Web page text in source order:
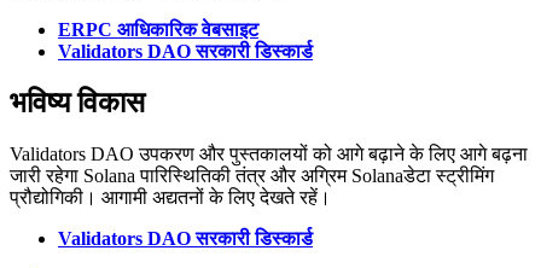
ERPC आधिकारिक वेबसाइट
Validators DAO सरकारी डिस्कार्ड
भविष्य विकास
Validators DAO उपकरण और पुस्तकालयों को आगे बढ़ाने के लिए आगे बढ़ना
जारी रहेगा Solana पारिस्थितिकी तंत्र और अग्रिम Solanaडेटा स्ट्रीमिंग
प्रौद्योगिकी। आगामी अद्यतनों के लिए देखते रहें।
Validators DAO सरकारी डिस्कार्ड